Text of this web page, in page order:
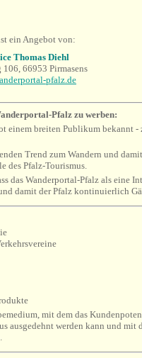
ein Angebot von:
Thomas Diehl
66953 Pirmasens
pfalz.de
Pfalz zu werben:
einem breiten Publikum bekannt
Trend zum Wandern und
des Pfalz-Tourismus.
das Wanderportal-Pfalz als eine
damit der Pfalz kontinuierlich
mit dem das
ausgedehnt werden kann und mit